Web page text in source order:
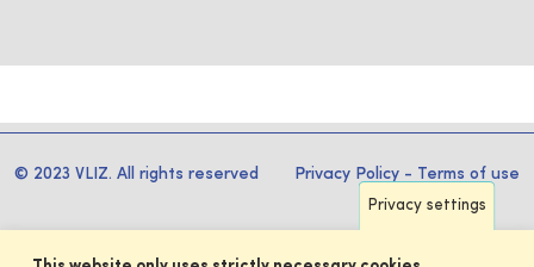
© 2023 VLIZ. All rights reserved Privacy Policy - Terms of use
Privacy settings